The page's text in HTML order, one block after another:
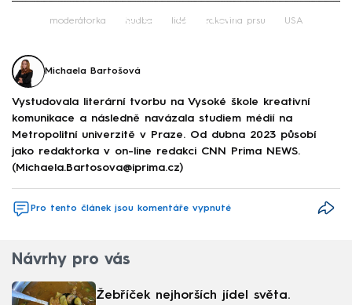
Failed to fetch
moderátorka hudba lidé rakovina prsu USA
Michaela Bartošová
Vystudovala literární tvorbu na Vysoké škole kreativní
komunikace a následně navázala studiem médií na
Metropolitní univerzitě v Praze. Od dubna 2023 působí
jako redaktorka v on-line redakci CNN Prima NEWS.
(Michaela.Bartosova@iprima.cz)
Pro tento článek jsou komentáře vypnuté
Návrhy pro vás
Žebříček nejhorších jídel světa.